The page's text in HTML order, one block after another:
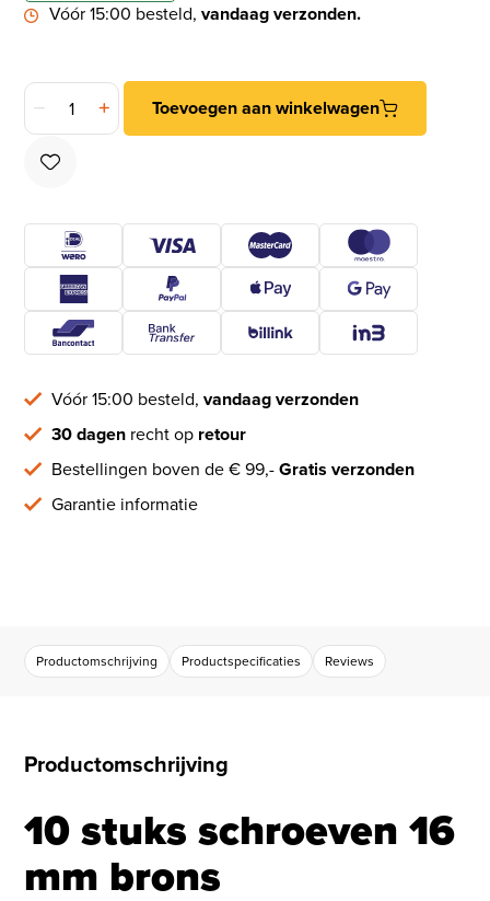
Vóór 15:00 besteld,vandaag verzonden.
10 stuks schroeven 16 mm brons aantal
Toevoegen aan winkelwagen
Vóór 15:00 besteld,vandaag verzonden
30 dagen recht op retour
Bestellingen boven de € 99,-Gratis verzonden
Garantie informatie
Productomschrijving Productspecificaties Reviews
Productomschrijving
10 stuks schroeven 16
mm brons